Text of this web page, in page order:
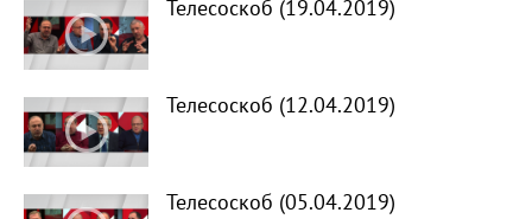
Телесоскоб (19.04.2019)
Телесоскоб (12.04.2019)
Телесоскоб (05.04.2019)